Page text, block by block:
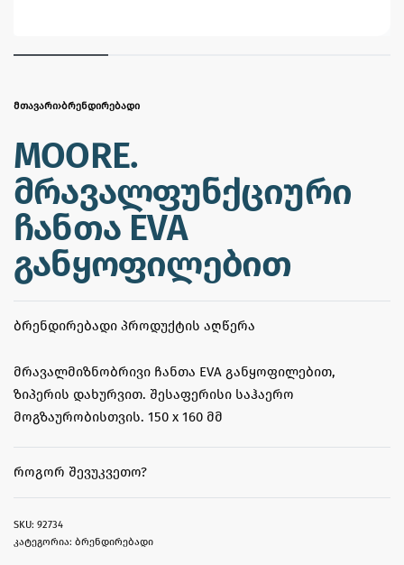
ᲛᲗᲐᲕᲐᲠᲘ›ᲑᲠᲔᲜᲓᲘᲠᲔᲑᲐᲓᲘ
MOORE.
მრავალფუნქციური
ჩანთა EVA
განყოფილებით
ᲑᲠᲔᲜᲓᲘᲠᲔᲑᲐᲓᲘ ᲞᲠᲝᲓᲣᲥᲢᲘᲡ ᲐᲦᲬᲔᲠᲐ
მრავალმიზნობრივი ჩანთა EVA განყოფილებით,
ზიპერის დახურვით. შესაფერისი საჰაერო
მოგზაურობისთვის. 150 x 160 მმ
ᲠᲝᲒᲝᲠ ᲨᲔᲕᲣᲙᲕᲔᲗᲝ?
92734
კატეგორია: ბრენდირებადი